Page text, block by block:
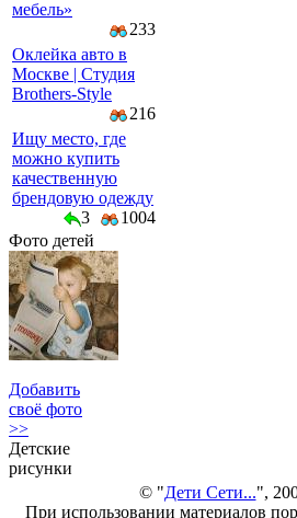
мeбeль»
233
Оклейка авто в
Москве | Студия
Brothers-Style
216
Ищу место, где
можно купить
качественную
брендовую одежду
3
1004
Фото детей
Добавить
своё фото
>>
Детские
рисунки
© "Дети Сети...",
При использовании материалов